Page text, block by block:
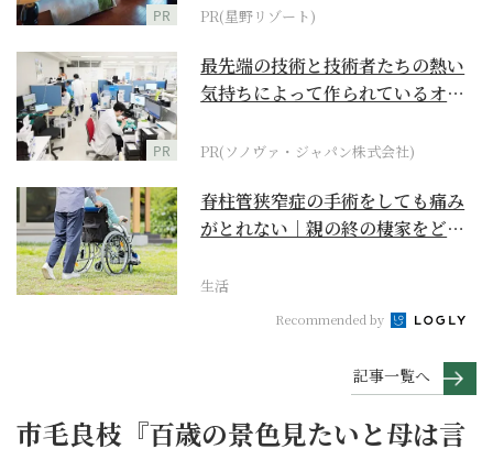
PR PR(星野リゾート)
PR
最先端の技術と技術者たちの熱い
気持ちによって作られているオー
PR(ソノヴァ・ジャパン株式会社)
脊柱管狭窄症の手術をしても痛み
がとれない｜親の終の棲家をどう
生活
Recommended by
記事一覧へ
市毛良枝『百歳の景色見たいと母は言